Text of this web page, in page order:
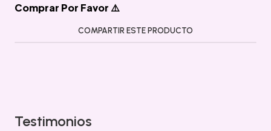
Comprar Por Favor ⚠️
COMPARTIR ESTE PRODUCTO
Testimonios